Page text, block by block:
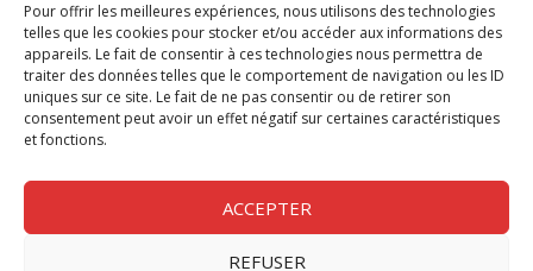
Pour offrir les meilleures expériences, nous utilisons des technologies
telles que les cookies pour stocker et/ou accéder aux informations des
appareils. Le fait de consentir à ces technologies nous permettra de
traiter des données telles que le comportement de navigation ou les ID
uniques sur ce site. Le fait de ne pas consentir ou de retirer son
consentement peut avoir un effet négatif sur certaines caractéristiques
et fonctions.
ACCEPTER
REFUSER
Chèque Compta
Chèque Emploi Spectacle
G-Pods
Profession Audio-visuel